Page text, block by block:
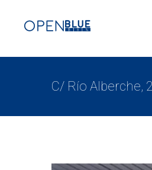
C/ Río Alberche,